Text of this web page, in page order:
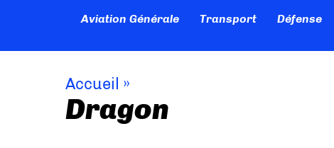
Aviation Générale Transport Défense
Accueil »
Dragon